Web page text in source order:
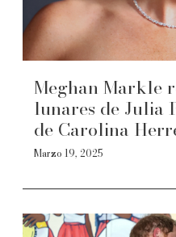
Meghan Markle
lunares de Julia
de Carolina
Marzo 19, 2025